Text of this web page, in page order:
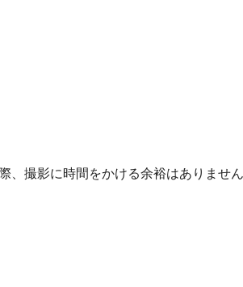
、撮影に時間をかける余裕はありま